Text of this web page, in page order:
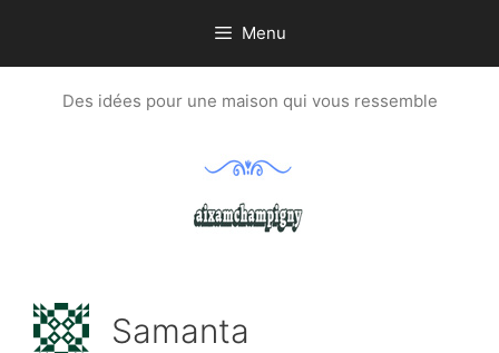
contenu
Menu
Des idées pour une maison qui vous ressemble
Samanta